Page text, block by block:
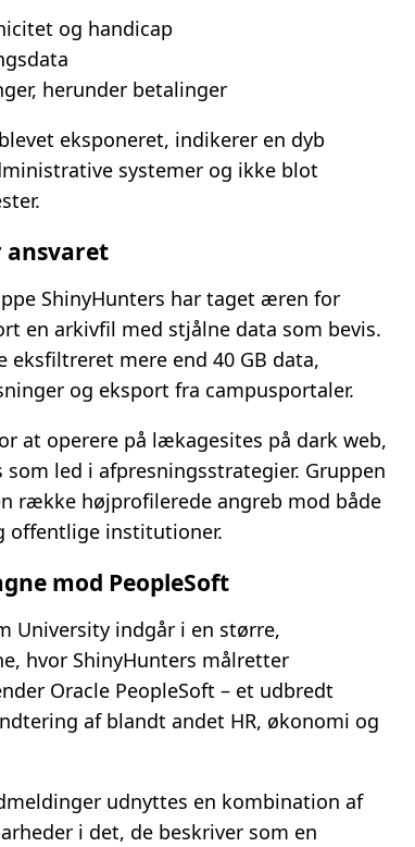
og handicap
herunder betalinger
eksponeret, indikerer en dyb
systemer og ikke blot
ansvaret
ShinyHunters har taget æren for
en arkivfil med stjålne data som bevis.
eksfiltreret mere end 40 GB data,
og eksport fra campusportaler.
at operere på lækagesites på dark web,
led i afpresningsstrategier. Gruppen
række højprofilerede angreb mod både
offentlige institutioner.
mod PeopleSoft
University indgår i en større,
hvor ShinyHunters målretter
Oracle PeopleSoft – et udbredt
af blandt andet HR, økonomi og
udnyttes en kombination af
i det, de beskriver som en